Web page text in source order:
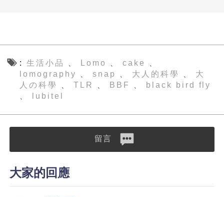
生活小品 Lomo cake
lomography snap 大人的科學
大
人の科學
TLR BBF black bird fly
lubitel
留言
大家的回應